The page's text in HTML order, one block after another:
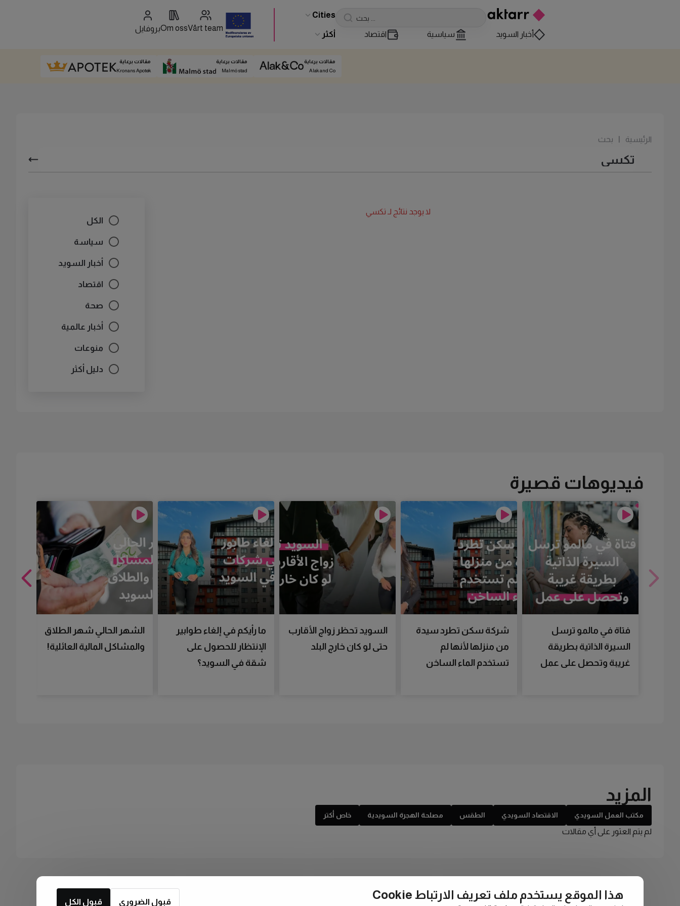
Cities
أخبار السويد سياسية اقتصاد أكثر
Vårt team
Om ossبروفايل
مقالات برعاية
Alak and Co
مقالات برعاية
Malmö stad
مقالات برعاية
Kronans Apotek
الرئيسية | بحث
الكل
سياسة
أخبار السويد
اقتصاد
صحة
أخبار عالمية
منوعات
دليل أكثر
لا يوجد نتائج لـ تكسي
فيديوهات قصيرة
فتاة في مالمو ترسل
السيرة الذاتية بطريقة
غريبة وتحصل على عمل
شركة سكن تطرد سيدة
من منزلها لأنها لم
تستخدم الماء الساخن
السويد تحظر زواج الأقارب
حتى لو كان خارج البلد
ما رأيكم في إلغاء طوابير
الإنتظار للحصول على
شقة في السويد؟
الشهر الحالي شهر الطلاق
والمشاكل المالية العائلية!
المزيد
مكتب العمل السويدي الاقتصاد السويدي الطقس مصلحة الهجرة السويدية خاص أكتر
لم يتم العثور على أي مقالات
هذا الموقع يستخدم ملف تعريف الارتباط Cookie
قبول الكل قبول الضروري